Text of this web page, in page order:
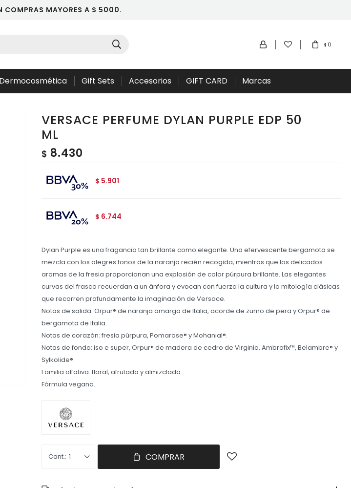
COMPRAS MAYORES A $ 5000.
Dermocosmética Gift Sets Accesorios GIFT CARD Marcas
$ 0
VERSACE PERFUME DYLAN PURPLE EDP 50
ML
$ 8.430
$ 5.901
$ 6.744
Dylan Purple es una fragancia tan brillante como elegante. Una efervescente bergamota se
mezcla con los alegres tonos de la naranja recién recogida, mientras que los delicados
aromas de la fresia proporcionan una explosión de color púrpura brillante. Las elegantes
curvas del frasco recuerdan a un ánfora y evocan con fuerza la cultura y la mitología clásicas
que recorren profundamente la imaginación de Versace.
Notas de salida: Orpur® de naranja amarga de Italia, acorde de zumo de pera y Orpur® de
bergamota de Italia.
Notas de corazón: fresia púrpura, Pomarose® y Mohanial®.
Notas de fondo: iso e super, Orpur® de madera de cedro de Virginia, Ambrofix™, Belambre® y
Sylkolide®.
Familia olfativa: floral, afrutada y almizclada.
Fórmula vegana.
1 COMPRAR